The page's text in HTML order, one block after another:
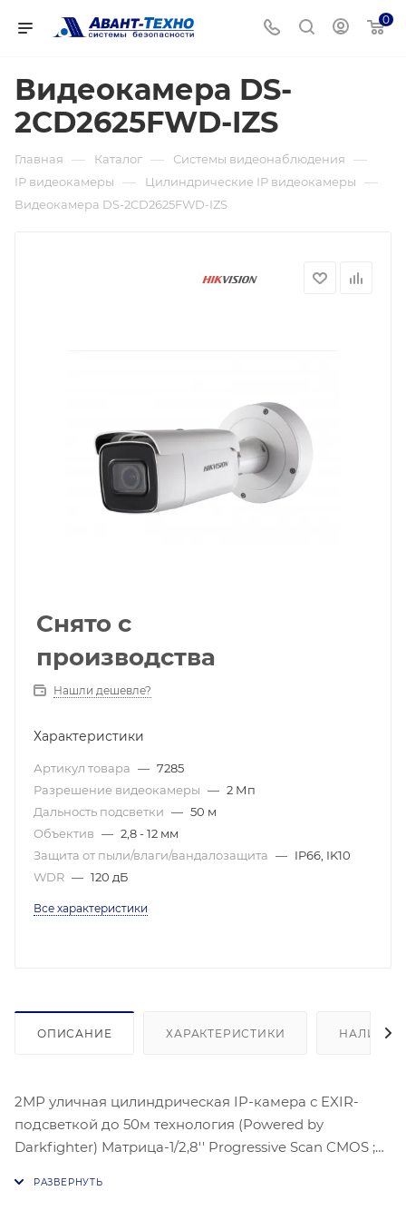
0
Видеокамера DS-
2CD2625FWD-IZS
Главная — Каталог — Системы видеонаблюдения —
IP видеокамеры — Цилиндрические IP видеокамеры —
Видеокамера DS-2CD2625FWD-IZS
Снято с
производства
Нашли дешевле?
Характеристики
Артикул товара — 7285
Разрешение видеокамеры — 2 Мп
Дальность подсветки — 50 м
Объектив — 2,8 - 12 мм
Защита от пыли/влаги/вандалозащита — IP66, IK10
WDR — 120 дБ
Все характеристики
ОПИСАНИЕ ХАРАКТЕРИСТИКИ НАЛИЧИЕ
2МР уличная цилиндрическая IP-камера с EXIR-
подсветкой до 50м технология (Powered by
Darkfighter) Матрица-1/2,8'' Progressive Scan CMOS ;